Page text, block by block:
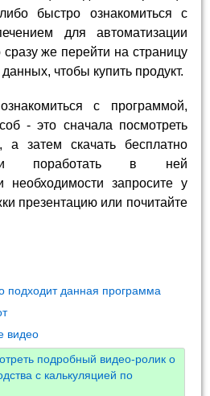
быстро ознакомиться с
для автоматизации
сразу же перейти на страницу
чтобы купить продукт.
с программой,
- это сначала посмотреть
, а затем скачать бесплатно
в ней
необходимости запросите у
презентацию или почитайте
подходит данная программа
видео
подробный видео-ролик о
с калькуляцией по